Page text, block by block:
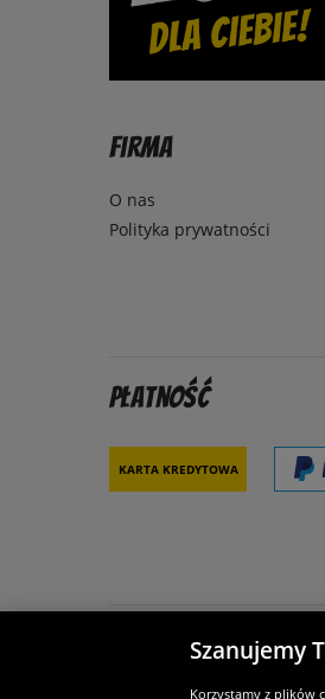
Firma
O nas
Polityka prywatności
Płatność
Karta kredytowa
Partnerzy iSzanujemy
Korzystamy z plików